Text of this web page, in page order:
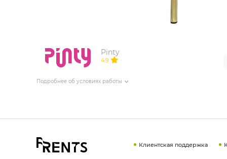
Pinty
4.9
Подробнее об условиях работы
Клиентская поддержка